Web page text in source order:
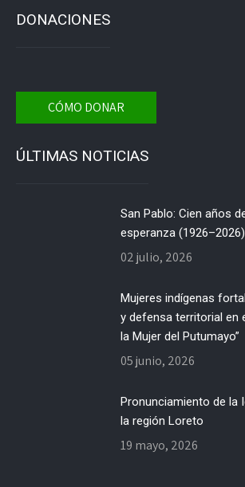
DONACIONES
CÓMO DONAR
ÚLTIMAS NOTICIAS
San Pablo: Cien años
esperanza (1926–2026)
02 julio, 2026
Mujeres indígenas
y defensa territorial en
la Mujer del Putumayo”
05 junio, 2026
Pronunciamiento de la
la región Loreto
19 mayo, 2026